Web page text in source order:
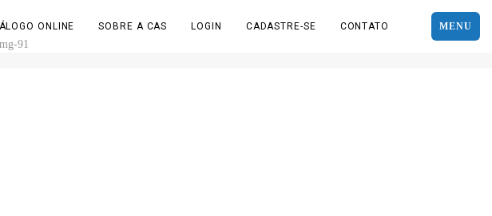
MENU
ONLINE SOBRE A CAS LOGIN CADASTRE-SE CONTATO
91